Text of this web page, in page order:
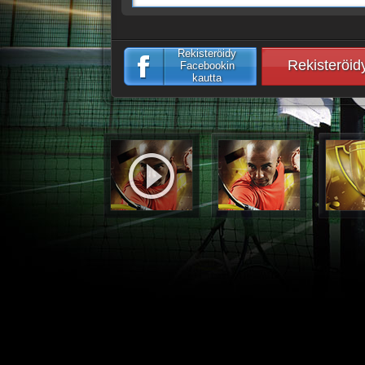
Rekisteröidy
Facebookin
kautta